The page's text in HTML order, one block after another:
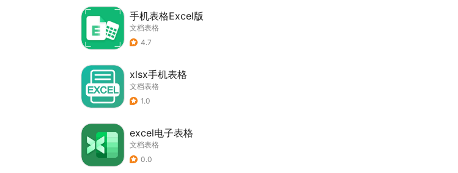
手机表格Excel版
文档表格
4.7
xlsx手机表格
文档表格
1.0
excel电子表格
文档表格
0.0